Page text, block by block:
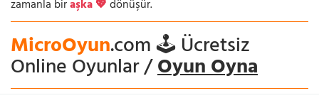
zamanla biraşka 💖dönüşür.
MicroOyun.com 🕹️ Ücretsiz
Online Oyunlar /Oyun Oyna